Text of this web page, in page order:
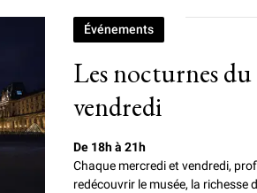
Les nocturnes
vendredi
Événements
De 18h à 21h
Chaque mercredi et vendredi,
redécouvrir le musée, la richesse